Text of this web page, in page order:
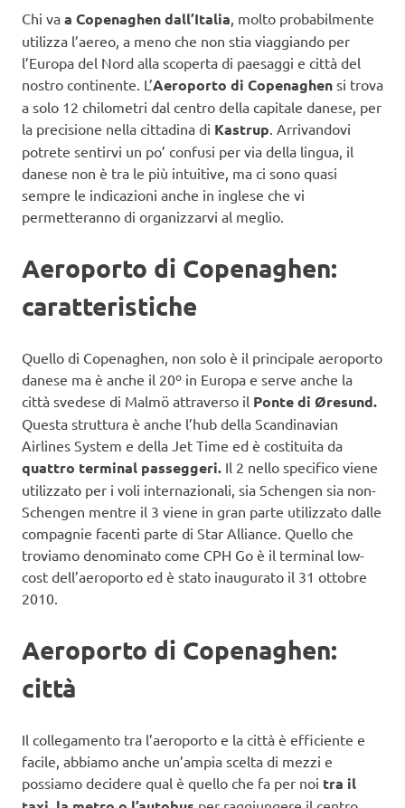
Chi va a Copenaghen dall’Italia, molto probabilmente
utilizza l’aereo, a meno che non stia viaggiando per
l’Europa del Nord alla scoperta di paesaggi e città del
nostro continente. L’Aeroporto di Copenaghen si trova
a solo 12 chilometri dal centro della capitale danese, per
la precisione nella cittadina di Kastrup. Arrivandovi
potrete sentirvi un po’ confusi per via della lingua, il
danese non è tra le più intuitive, ma ci sono quasi
sempre le indicazioni anche in inglese che vi
permetteranno di organizzarvi al meglio.
Aeroporto di Copenaghen:
caratteristiche
Quello di Copenaghen, non solo è il principale aeroporto
danese ma è anche il 20º in Europa e serve anche la
città svedese di Malmö attraverso il Ponte di Øresund.
Questa struttura è anche l’hub della Scandinavian
Airlines System e della Jet Time ed è costituita da
quattro terminal passeggeri. Il 2 nello specifico viene
utilizzato per i voli internazionali, sia Schengen sia non-
Schengen mentre il 3 viene in gran parte utilizzato dalle
compagnie facenti parte di Star Alliance. Quello che
troviamo denominato come CPH Go è il terminal low-
cost dell’aeroporto ed è stato inaugurato il 31 ottobre
2010.
Aeroporto di Copenaghen:
città
Il collegamento tra l’aeroporto e la città è efficiente e
facile, abbiamo anche un’ampia scelta di mezzi e
possiamo decidere qual è quello che fa per noi tra il